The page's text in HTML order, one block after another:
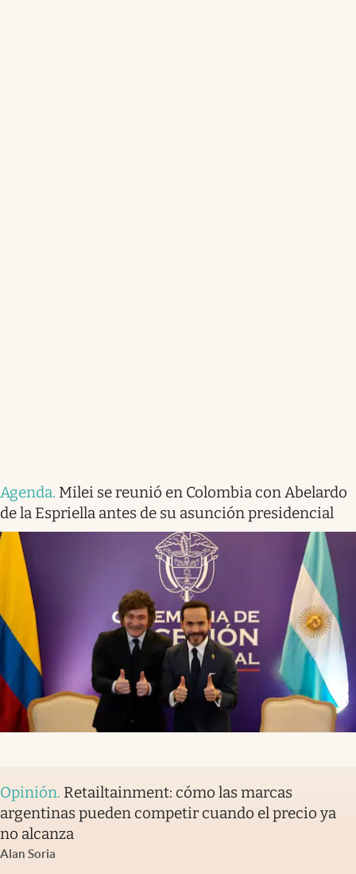
Agenda. Milei se reunió en Colombia con Abelardo
de la Espriella antes de su asunción presidencial
Opinión. Retailtainment: cómo las marcas
argentinas pueden competir cuando el precio ya
no alcanza
Alan Soria